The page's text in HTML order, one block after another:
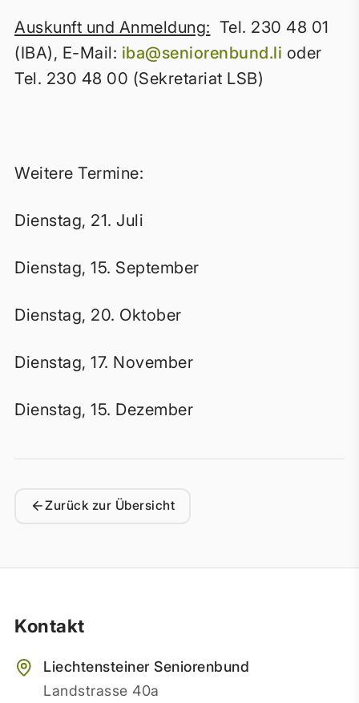
Auskunft und Anmeldung: Tel. 230 48 01
(IBA), E-Mail: iba@seniorenbund.li oder
Tel. 230 48 00 (Sekretariat LSB)
Weitere Termine:
Dienstag, 21. Juli
Dienstag, 15. September
Dienstag, 20. Oktober
Dienstag, 17. November
Dienstag, 15. Dezember
Zurück zur Übersicht
Kontakt
Liechtensteiner Seniorenbund
Landstrasse 40a